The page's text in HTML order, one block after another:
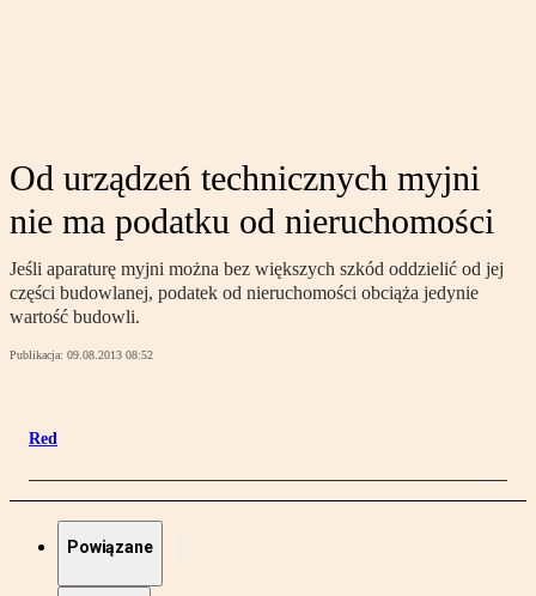
Od urządzeń technicznych myjni
nie ma podatku od nieruchomości
Jeśli aparaturę myjni można bez większych szkód oddzielić od jej
części budowlanej, podatek od nieruchomości obciąża jedynie
wartość budowli.
Publikacja: 09.08.2013 08:52
Red
Powiązane